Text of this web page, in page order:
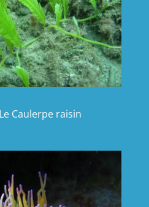
Caulerpe raisin